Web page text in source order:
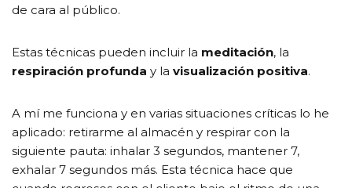
de cara al público.
Estas técnicas pueden incluir la meditación, la
respiración profunda y la visualización positiva.
A mí me funciona y en varias situaciones críticas lo he
aplicado: retirarme al almacén y respirar con la
siguiente pauta: inhalar 3 segundos, mantener 7,
exhalar 7 segundos más. Esta técnica hace que